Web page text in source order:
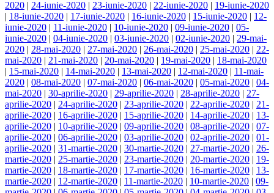
2020 | 24-iunie-2020 | 23-iunie-2020 | 22-iunie-2020 | 19-iunie-2020
| 18-iunie-2020 | 17-iunie-2020 | 16-iunie-2020 | 15-iunie-2020 | 12-
iunie-2020 | 11-iunie-2020 | 10-iunie-2020 | 09-iunie-2020 | 05-
iunie-2020 | 04-iunie-2020 | 03-iunie-2020 | 02-iunie-2020 | 29-mai-
2020 | 28-mai-2020 | 27-mai-2020 | 26-mai-2020 | 25-mai-2020 | 22-
mai-2020 | 21-mai-2020 | 20-mai-2020 | 19-mai-2020 | 18-mai-2020
| 15-mai-2020 | 14-mai-2020 | 13-mai-2020 | 12-mai-2020 | 11-mai-
2020 | 08-mai-2020 | 07-mai-2020 | 06-mai-2020 | 05-mai-2020 | 04-
mai-2020 | 30-aprilie-2020 | 29-aprilie-2020 | 28-aprilie-2020 | 27-
aprilie-2020 | 24-aprilie-2020 | 23-aprilie-2020 | 22-aprilie-2020 | 21-
aprilie-2020 | 16-aprilie-2020 | 15-aprilie-2020 | 14-aprilie-2020 | 13-
aprilie-2020 | 10-aprilie-2020 | 09-aprilie-2020 | 08-aprilie-2020 | 07-
aprilie-2020 | 06-aprilie-2020 | 03-aprilie-2020 | 02-aprilie-2020 | 01-
aprilie-2020 | 31-martie-2020 | 30-martie-2020 | 27-martie-2020 | 26-
martie-2020 | 25-martie-2020 | 23-martie-2020 | 20-martie-2020 | 19-
martie-2020 | 18-martie-2020 | 17-martie-2020 | 16-martie-2020 | 13-
martie-2020 | 12-martie-2020 | 11-martie-2020 | 10-martie-2020 | 09-